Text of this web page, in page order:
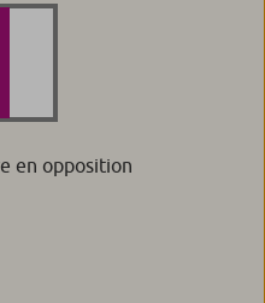
en opposition